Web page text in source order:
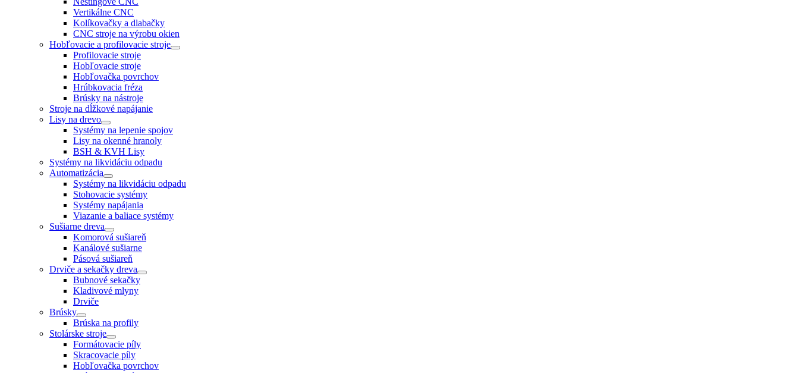
Vertikálne CNC
Kolíkovačky a dlabačky
CNC stroje na výrobu okien
Hobľovacie a profilovacie stroje
Profilovacie stroje
Hobľovacie stroje
Hobľovačka povrchov
Hrúbkovacia fréza
Brúsky na nástroje
Stroje na dĺžkové napájanie
Lisy na drevo
Systémy na lepenie spojov
Lisy na okenné hranoly
BSH & KVH Lisy
Systémy na likvidáciu odpadu
Automatizácia
Systémy na likvidáciu odpadu
Stohovacie systémy
Systémy napájania
Viazanie a baliace systémy
Sušiarne dreva
Komorová sušiareň
Kanálové sušiarne
Pásová sušiareň
Drviče a sekačky dreva
Bubnové sekačky
Kladivové mlyny
Drviče
Brúsky
Brúska na profily
Stolárske stroje
Formátovacie píly
Skracovacie píly
Hobľovačka povrchov